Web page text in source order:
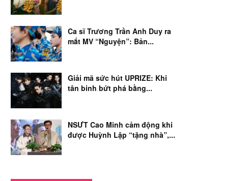
Ca sĩ Trương Trần Anh Duy ra
mắt MV “Nguyện”: Bản...
Giải mã sức hút UPRIZE: Khi
tân binh bứt phá bằng...
NSƯT Cao Minh cảm động khi
được Huỳnh Lập “tặng nhà”,...